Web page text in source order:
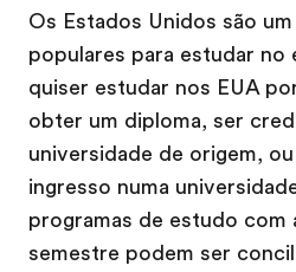
Os Estados Unidos são
populares para estudar no
quiser estudar nos EUA
obter um diploma, ser
universidade de origem,
ingresso numa
programas de estudo com
semestre podem ser